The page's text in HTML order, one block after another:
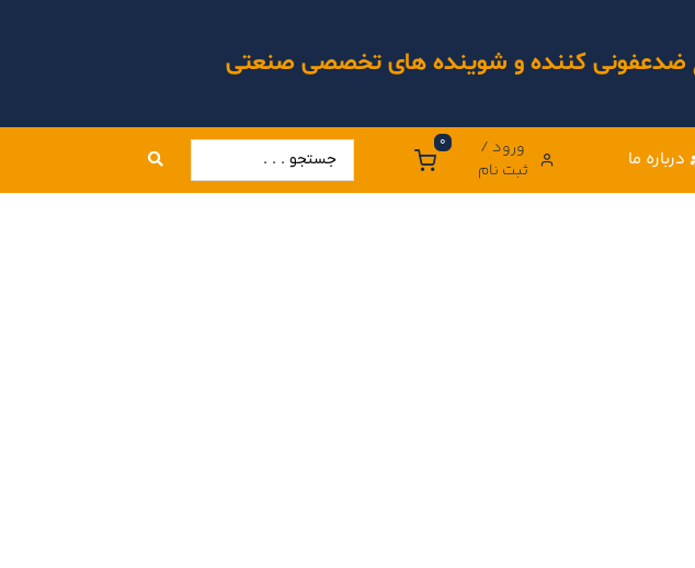
ضدعفونی کننده و شوینده های تخصصی صنعتی
درباره ما
ورود /
ثبت نام
0